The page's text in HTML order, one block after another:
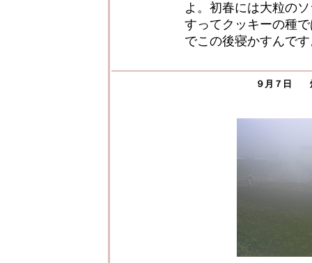
よ。初春には大粒の
すってクッキーの種
でこの後寝かすんで
９月７日